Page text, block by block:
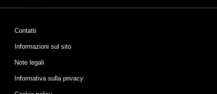
Contatti
Informazioni sul sito
Note legali
Informativa sulla privacy